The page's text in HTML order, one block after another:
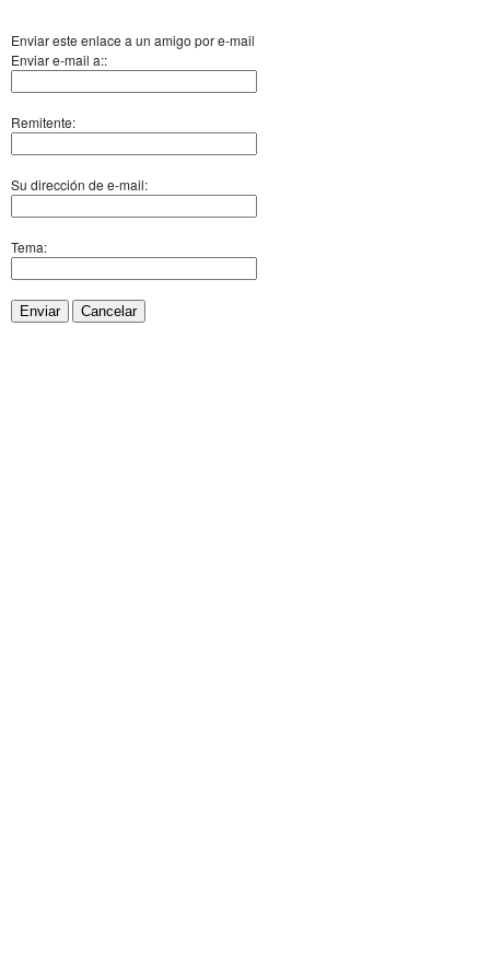
Enviar este enlace a un amigo por e-mail
Enviar e-mail a::
Remitente:
Su dirección de e-mail:
Tema:
Enviar Cancelar